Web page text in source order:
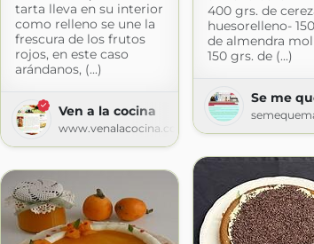
tarta lleva en su interior
como relleno se une la
frescura de los frutos
rojos, en este caso
arándanos, (...)
Ven a la cocina
www.venalacocina.com
400 grs. de
huesorelleno-
de almendra
150 grs. de (...)
Se me